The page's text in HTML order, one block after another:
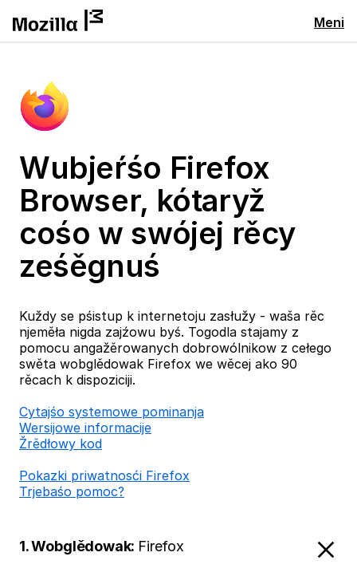
Meni
Wubjeŕśo Firefox
Browser, kótaryž
cośo w swójej rěcy
ześěgnuś
Kuždy se pśistup k internetoju zasłužy - waša rěc
njeměła nigda zajźowu byś. Togodla stajamy z
pomocu angažěrowanych dobrowólnikow z cełego
swěta wobglědowak Firefox we wěcej ako 90
rěcach k dispoziciji.
Cytajśo systemowe pominanja
Wersijowe informacije
Žrědłowy kod
Pokazki priwatnosći Firefox
Trjebaśo pomoc?
1. Wobglědowak: Firefox